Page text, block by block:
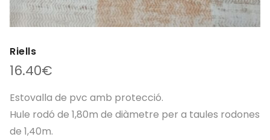
Riells
16.40€
Estovalla de pvc amb protecció.
Hule rodó de 1,80m de diàmetre per a taules rodones
de 1,40m.